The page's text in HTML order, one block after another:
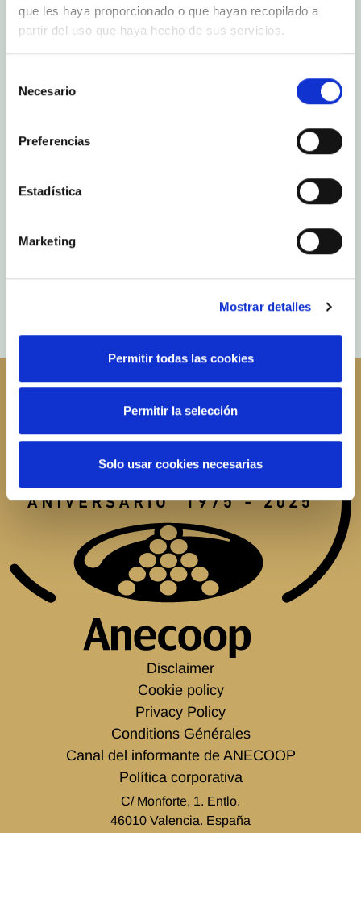
que les haya proporcionado o que hayan recopilado a
partir del uso que haya hecho de sus servicios.
Necesario
Preferencias
Estadística
Marketing
Mostrar detalles
Permitir todas las cookies
Permitir la selección
Solo usar cookies necesarias
Textes en espagnol. Sous-titres en français,
Disclaimer
Cookie policy
Privacy Policy
Conditions Générales
Canal del informante de ANECOOP
Política corporativa
C/ Monforte, 1. Entlo.
46010 Valencia. España